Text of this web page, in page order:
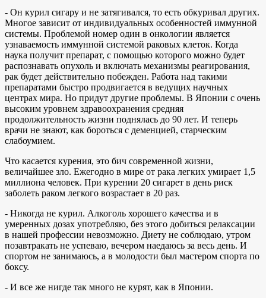
- Он курил сигару и не затягивался, то есть обкуривал других.
Многое зависит от индивидуальных особенностей иммунной
системы. Проблемой номер один в онкологии является
узнаваемость иммунной системой раковых клеток. Когда
наука получит препарат, с помощью которого можно будет
распознавать опухоль и включать механизмы реагирования,
рак будет действительно побежден. Работа над такими
препаратами быстро продвигается в ведущих научных
центрах мира. Но придут другие проблемы. В Японии с очень
высоким уровнем здравоохранения средняя
продолжительность жизни поднялась до 90 лет. И теперь
врачи не знают, как бороться с деменцией, старческим
слабоумием.
Что касается курения, это бич современной жизни,
величайшее зло. Ежегодно в мире от рака легких умирает 1,5
миллиона человек. При курении 20 сигарет в день риск
заболеть раком легкого возрастает в 20 раз.
- Никогда не курил. Алкоголь хорошего качества и в
умеренных дозах употребляю, без этого добиться релаксации
в нашей профессии невозможно. Диету не соблюдаю, утром
позавтракать не успеваю, вечером наедаюсь за весь день. И
спортом не занимаюсь, а в молодости был мастером спорта по
боксу.
- И все же нигде так много не курят, как в Японии.